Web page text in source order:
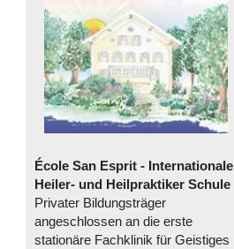
École San Esprit - Internationale
Heiler- und Heilpraktiker Schule
Privater Bildungsträger
angeschlossen an die erste
stationäre Fachklinik für Geistiges